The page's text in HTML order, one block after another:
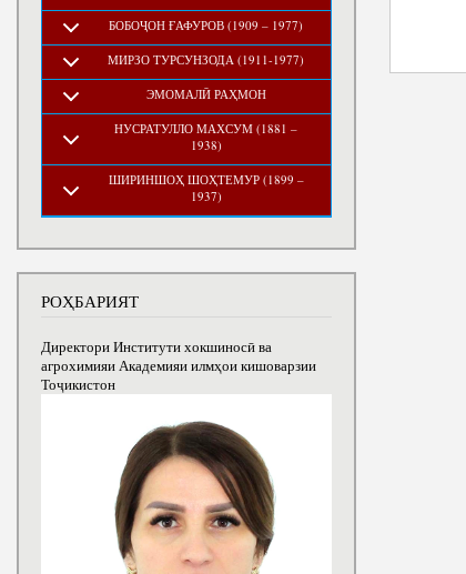
БОБОҶОН ҒАФУРОВ (1909 – 1977)
МИРЗО ТУРСУНЗОДА (1911-1977)
ЭМОМАЛӢ РАҲМОН
НУСРАТУЛЛО МАХСУМ (1881 –
1938)
ШИРИНШОҲ ШОҲТЕМУР (1899 –
1937)
РОҲБАРИЯТ
Директори Институти хокшиносӣ ва
агрохимияи Академияи илмҳои кишоварзии
Тоҷикистон